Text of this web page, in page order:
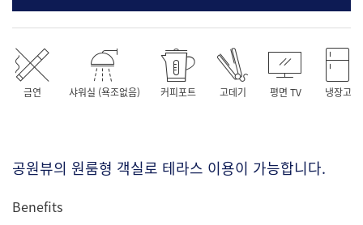
금연 샤워실 (욕조없음) 커피포트 고데기 평면 TV 냉장고
공원뷰의 원룸형 객실로 테라스 이용이 가능합니다.
Benefits